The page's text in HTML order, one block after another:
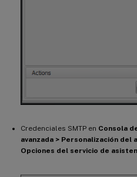
Credenciales SMTP en Consola
avanzada > Personalización
Opciones del servicio de